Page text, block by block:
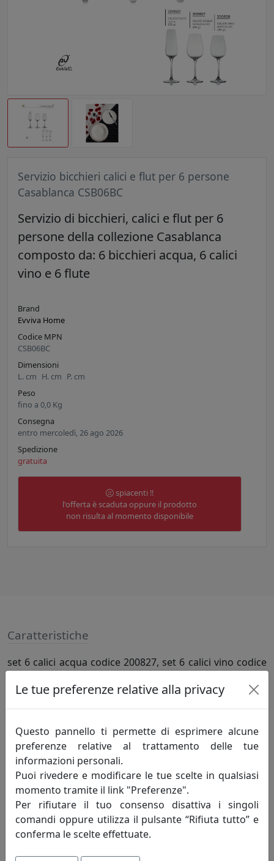
Servizio bicchieri calici e flut per 6 persone
Casablanca CSB06BC
Servizio di bicchieri, calici e flut per 6
persone della collezione Casablanca
composto da: 6 bicchieri acqua, 6 calici
vino e 6 flute
Brand
Evviva Home
Codice MPN
CSB06BC
Dimensioni
L. cm H. cm P. cm
Peso
fino a 0,0 Kg
Consegna
entro mercoledì, 26 ago 2026
Spedizione
gratuita
spiacenti !!
l'offerta è scaduta oppure il prodotto
non risulta al momento disponibile
Caratteristiche
set 6 calici acqua codice 200827, set 6 calici vino codice
Materiale: Vetro
Informazioni sul brand
Fantasia e concretezza. Sono queste le
due anime di Evviva Company che la
portare bellezza e funzionalità nelle
Le tue preferenze relative alla privacy
Questo pannello ti permette di esprimere alcune
preferenze relative al trattamento delle tue
informazioni personali.
Puoi rivedere e modificare le tue scelte in qualsiasi
momento tramite il link "Preferenze".
Per rifiutare il tuo consenso disattiva i singoli
comandi oppure utilizza il pulsante “Rifiuta tutto” e
conferma le scelte effettuate.